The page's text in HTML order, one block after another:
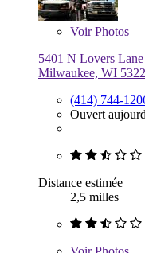
VoirPhotos
5401 N Lovers
Milwaukee, WI
(414) 744-
Ouvert
Distance estimée
2,5 milles